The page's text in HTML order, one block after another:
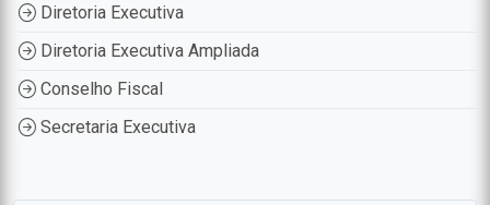
Diretoria Executiva
Diretoria Executiva Ampliada
Conselho Fiscal
Secretaria Executiva